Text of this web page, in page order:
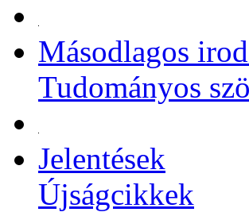
Másodlagos
Tudományos
Jelentések
Újságcikkek